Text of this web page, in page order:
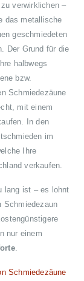
verwirklichen –
das metallische
geschmiedeten
Der Grund für die
halbwegs
bzw.
Schmiedezäune
mit einem
In den
im
Ihre
verkaufen.
lang ist – es lohnt
Schmiedezaun
nur einem
.
Schmiedezäune